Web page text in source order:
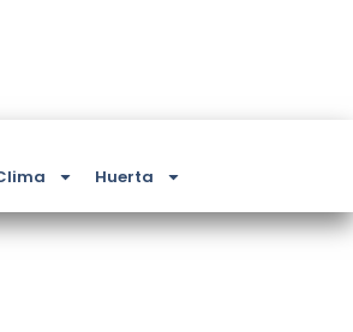
Huerta